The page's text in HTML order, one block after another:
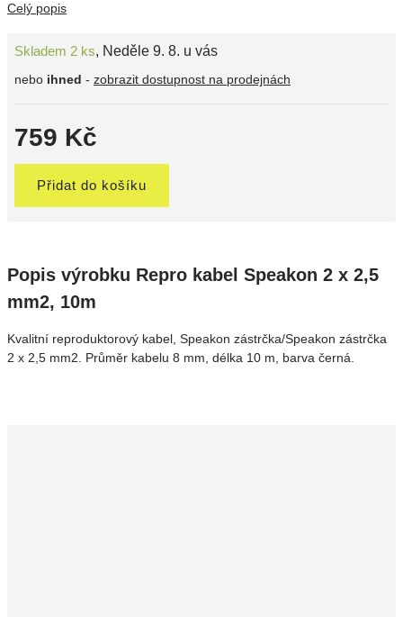
Celý popis
Skladem 2 ks, Neděle 9. 8. u vás
nebo ihned - zobrazit dostupnost na prodejnách
759 Kč
Přidat do košíku
Popis výrobku Repro kabel Speakon 2 x 2,5
mm2, 10m
Kvalitní reproduktorový kabel, Speakon zástrčka/Speakon zástrčka
2 x 2,5 mm2. Průměr kabelu 8 mm, délka 10 m, barva černá.